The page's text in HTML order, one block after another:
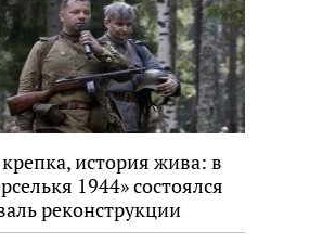
история жива: в
1944» состоялся
реконструкции